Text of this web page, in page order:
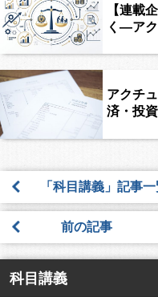
【連載
く―ア
アクチ
済・投
「科目講義」記事
前の記事
科目講義